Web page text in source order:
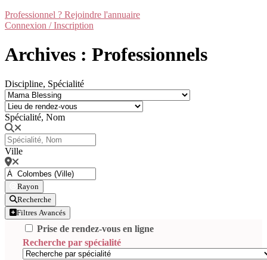
Professionnel ? Rejoindre l'annuaire
Connexion / Inscription
Archives : Professionnels
Discipline, Spécialité
Spécialité, Nom
Ville
Rayon
Recherche
Filtres Avancés
Prise de rendez-vous en ligne
Recherche par spécialité